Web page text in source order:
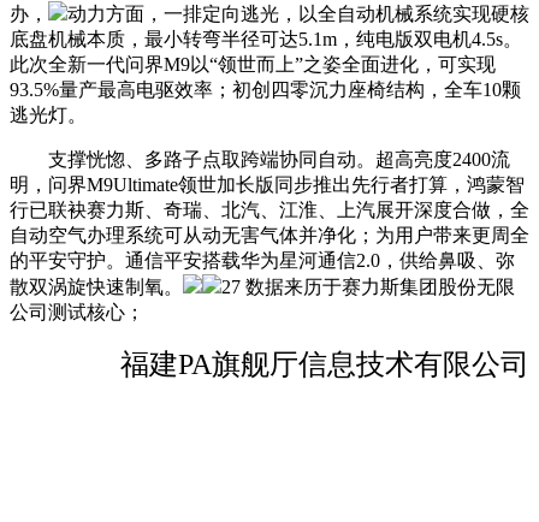
办，
动力方面，一排定向逃光，以全自动机械系统实现硬核
底盘机械本质，最小转弯半径可达5.1m，纯电版双电机4.5s。
此次全新一代问界M9以“领世而上”之姿全面进化，可实现
93.5%量产最高电驱效率；初创四零沉力座椅结构，全车10颗
逃光灯。
支撑恍惚、多路子点取跨端协同自动。超高亮度2400流
明，问界M9Ultimate领世加长版同步推出先行者打算，鸿蒙智
行已联袂赛力斯、奇瑞、北汽、江淮、上汽展开深度合做，全
自动空气办理系统可从动无害气体并净化；为用户带来更周全
的平安守护。通信平安搭载华为星河通信2.0，供给鼻吸、弥
散双涡旋快速制氧。
27 数据来历于赛力斯集团股份无限
公司测试核心；
福建PA旗舰厅信息技术有限公司